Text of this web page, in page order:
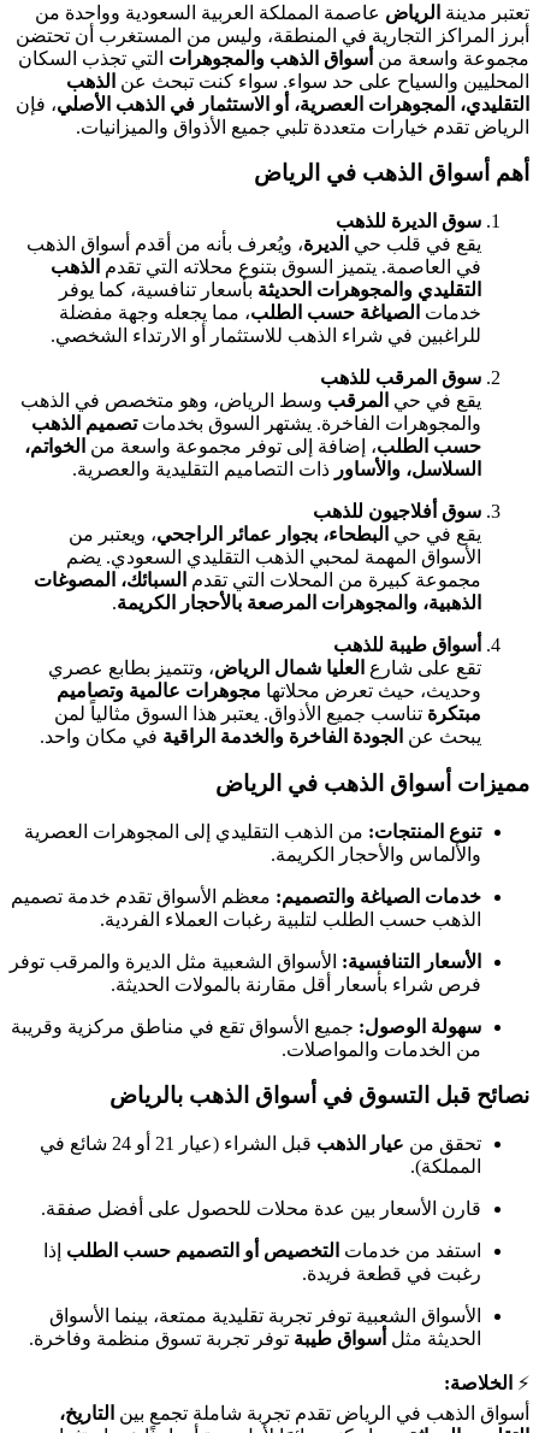
تعتبر مدينة الرياض عاصمة المملكة العربية السعودية وواحدة من
أبرز المراكز التجارية في المنطقة، وليس من المستغرب أن تحتضن
مجموعة واسعة من أسواق الذهب والمجوهرات التي تجذب السكان
المحليين والسياح على حد سواء. سواء كنت تبحث عن الذهب
التقليدي، المجوهرات العصرية، أو الاستثمار في الذهب الأصلي، فإن
الرياض تقدم خيارات متعددة تلبي جميع الأذواق والميزانيات.
أهم أسواق الذهب في الرياض
سوق الديرة للذهب
يقع في قلب حي الديرة، ويُعرف بأنه من أقدم أسواق الذهب
في العاصمة. يتميز السوق بتنوع محلاته التي تقدم الذهب
التقليدي والمجوهرات الحديثة بأسعار تنافسية، كما يوفر
خدمات الصياغة حسب الطلب، مما يجعله وجهة مفضلة
للراغبين في شراء الذهب للاستثمار أو الارتداء الشخصي.
سوق المرقب للذهب
يقع في حي المرقب وسط الرياض، وهو متخصص في الذهب
والمجوهرات الفاخرة. يشتهر السوق بخدماتتصميم الذهب
حسب الطلب، إضافة إلى توفر مجموعة واسعة من الخواتم،
السلاسل، والأساور ذات التصاميم التقليدية والعصرية.
سوق أفلاجيون للذهب
يقع في حي البطحاء، بجوار عمائر الراجحي، ويعتبر من
الأسواق المهمة لمحبي الذهب التقليدي السعودي. يضم
مجموعة كبيرة من المحلات التي تقدم السبائك، المصوغات
الذهبية، والمجوهرات المرصعة بالأحجار الكريمة.
أسواق طيبة للذهب
تقع على شارع العليا شمال الرياض، وتتميز بطابع عصري
وحديث، حيث تعرض محلاتها مجوهرات عالمية وتصاميم
مبتكرة تناسب جميع الأذواق. يعتبر هذا السوق مثالياً لمن
يبحث عن الجودة الفاخرة والخدمة الراقية في مكان واحد.
مميزات أسواق الذهب في الرياض
تنوع المنتجات: من الذهب التقليدي إلى المجوهرات العصرية
والألماس والأحجار الكريمة.
خدمات الصياغة والتصميم: معظم الأسواق تقدم خدمة تصميم
الذهب حسب الطلب لتلبية رغبات العملاء الفردية.
الأسعار التنافسية: الأسواق الشعبية مثل الديرة والمرقب توفر
فرص شراء بأسعار أقل مقارنة بالمولات الحديثة.
سهولة الوصول: جميع الأسواق تقع في مناطق مركزية وقريبة
من الخدمات والمواصلات.
نصائح قبل التسوق في أسواق الذهب بالرياض
تحقق من عيار الذهب
قبل الشراء (عيار 21 أو 24 شائع في
المملكة).
قارن الأسعار بين عدة محلات للحصول على أفضل صفقة.
استفد من خدمات التخصيص أو التصميم حسب الطلب إذا
رغبت في قطعة فريدة.
الحديثة مثل أسواق طيبة توفر تجربة تسوق منظمة وفاخرة.
⚡
الخلاصة:
أسواق الذهب في الرياض تقدم تجربة شاملة تجمع بين التاريخ،